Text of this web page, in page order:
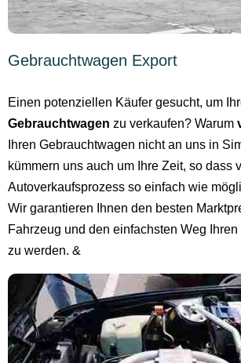
Gebrauchtwagen Export
Einen potenziellen Käufer gesucht, um
Gebrauchtwagen zu verkaufen? Warum
Ihren Gebrauchtwagen nicht an uns in
kümmern uns auch um Ihre Zeit, so dass
Autoverkaufsprozess so einfach wie
Wir garantieren Ihnen den besten
Fahrzeug und den einfachsten Weg
zu werden. &